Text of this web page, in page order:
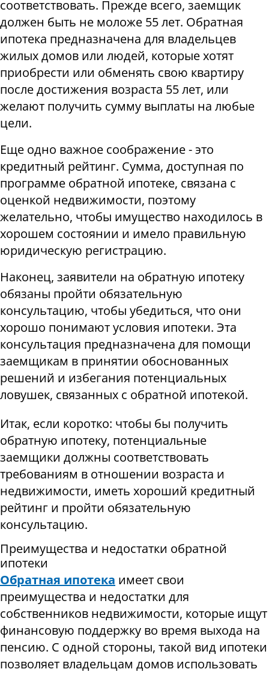
соответствовать. Прежде всего, заемщик
должен быть не моложе 55 лет. Обратная
ипотека предназначена для владельцев
жилых домов или людей, которые хотят
приобрести или обменять свою квартиру
после достижения возраста 55 лет, или
желают получить сумму выплаты на любые
цели.
Еще одно важное соображение - это
кредитный рейтинг. Сумма, доступная по
программе обратной ипотеке, связана с
оценкой недвижимости, поэтому
желательно, чтобы имущество находилось в
хорошем состоянии и имело правильную
юридическую регистрацию.
Наконец, заявители на обратную ипотеку
обязаны пройти обязательную
консультацию, чтобы убедиться, что они
хорошо понимают условия ипотеки. Эта
консультация предназначена для помощи
заемщикам в принятии обоснованных
решений и избегания потенциальных
ловушек, связанных с обратной ипотекой.
Итак, если коротко: чтобы бы получить
обратную ипотеку, потенциальные
заемщики должны соответствовать
требованиям в отношении возраста и
недвижимости, иметь хороший кредитный
рейтинг и пройти обязательную
консультацию.
Преимущества и недостатки обратной
ипотеки
Обратная ипотека имеет свои
преимущества и недостатки для
собственников недвижимости, которые ищут
финансовую поддержку во время выхода на
пенсию. С одной стороны, такой вид ипотеки
позволяет владельцам домов использовать